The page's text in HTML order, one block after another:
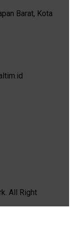
Barat, Kota
All Right